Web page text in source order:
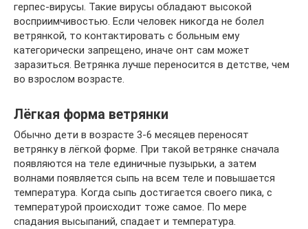
герпес-вирусы. Такие вирусы обладают высокой
восприимчивостью. Если человек никогда не болел
ветрянкой, то контактировать с больным ему
категорически запрещено, иначе онт сам может
заразиться. Ветрянка лучше переносится в детстве, чем
во взрослом возрасте.
Лёгкая форма ветрянки
Обычно дети в возрасте 3-6 месяцев переносят
ветрянку в лёгкой форме. При такой ветрянке сначала
появляются на теле единичные пузырьки, а затем
волнами появляется сыпь на всем теле и повышается
температура. Когда сыпь достигается своего пика, с
температурой происходит тоже самое. По мере
спадания высыпаний, спадает и температура.